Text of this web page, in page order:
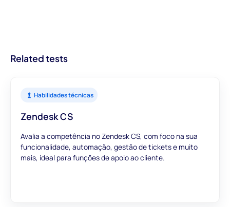
Related tests
Habilidades técnicas
Zendesk CS
Avalia a competência no Zendesk CS, com foco na sua
funcionalidade, automação, gestão de tickets e muito
mais, ideal para funções de apoio ao cliente.